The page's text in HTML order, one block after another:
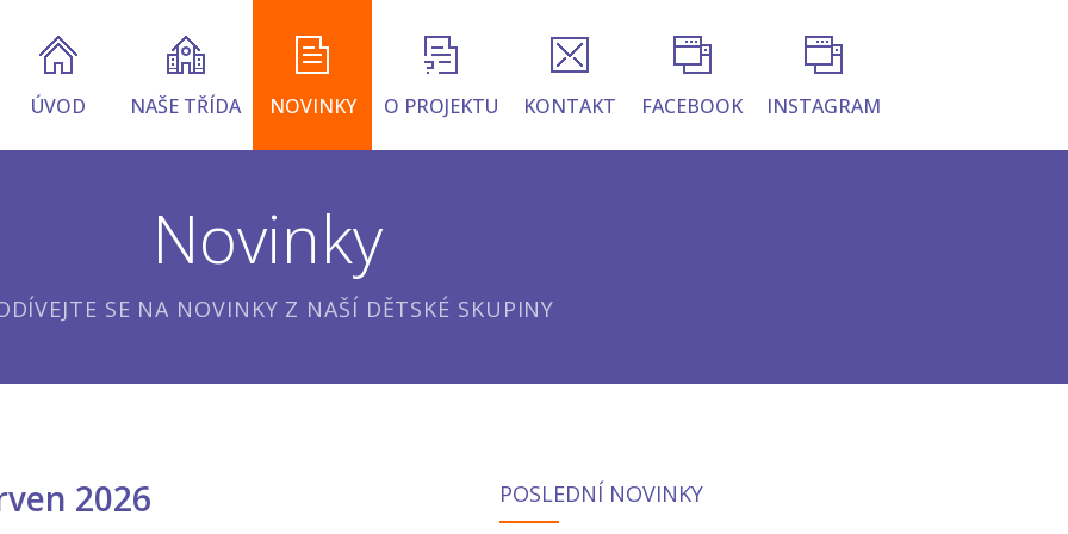
ÚVOD NAŠE TŘÍDA NOVINKY O PROJEKTU KONTAKT FACEBOOK INSTAGRAM
Novinky
SE NA NOVINKY Z NAŠÍ DĚTSKÉ SKUPINY
2026 POSLEDNÍ NOVINKY